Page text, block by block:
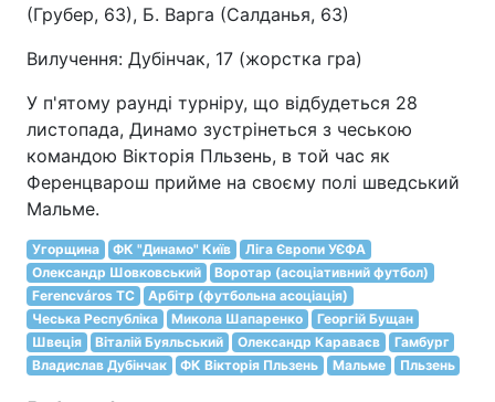
(Грубер, 63), Б. Варга (Салданья, 63)
Вилучення: Дубінчак, 17 (жорстка гра)
У п'ятому раунді турніру, що відбудеться 28
листопада, Динамо зустрінеться з чеською
командою Вікторія Пльзень, в той час як
Ференцварош прийме на своєму полі шведський
Мальме.
Угорщина ФК "Динамо" Київ
Ліга Європи УЄФА
Олександр Шовковський
Воротар (асоціативний футбол)
Ferencváros TC
Арбітр (футбольна асоціація)
Чеська Республіка
Микола Шапаренко
Георгій Бущан
Швеція
Віталій Буяльський Олександр Караваєв
Гамбург
Владислав Дубінчак
ФК Вікторія Пльзень Мальме Пльзень